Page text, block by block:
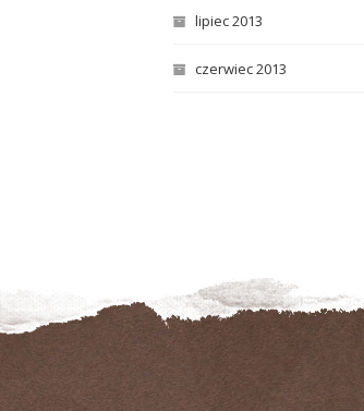
lipiec 2013
czerwiec 2013